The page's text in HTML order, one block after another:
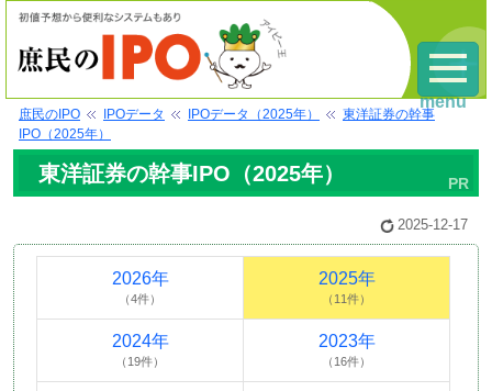
庶民のIPO IPOデータ IPOデータ（2025年）
東洋証券の幹事
IPO（2025年）
東洋証券の幹事IPO（2025年）
2025-12-17
2026年
（4件）
2025年
（11件）
2024年
（19件）
2023年
（16件）
menu